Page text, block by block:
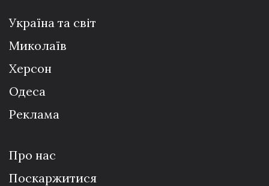
Україна та світ
Миколаїв
Херсон
Одеса
Реклама
Про нас
Поскаржитися